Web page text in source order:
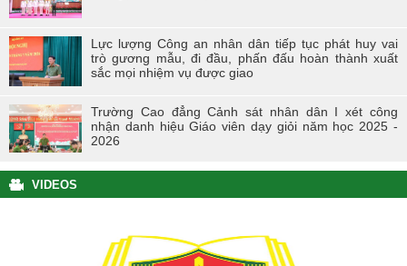
Lực lượng Công an nhân dân tiếp tục phát huy vai
trò gương mẫu, đi đầu, phấn đấu hoàn thành xuất
sắc mọi nhiệm vụ được giao
Trường Cao đẳng Cảnh sát nhân dân I xét công
nhận danh hiệu Giáo viên dạy giỏi năm học 2025 -
2026
VIDEOS